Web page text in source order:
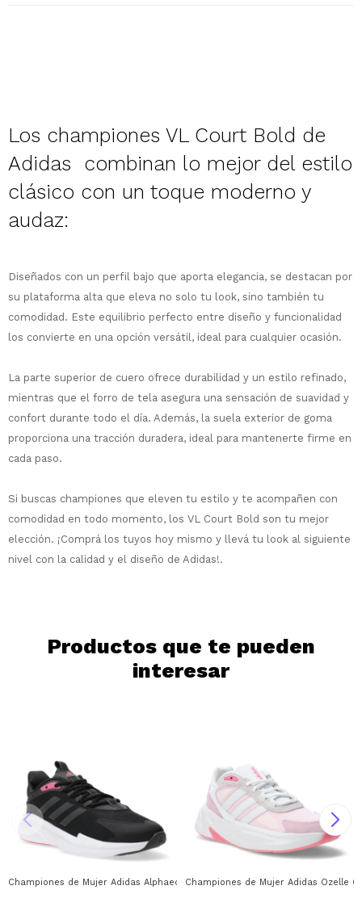
Los championes VL Court Bold de
Adidas combinan lo mejor del estilo
clásico con un toque moderno y
audaz:
Diseñados con un perfil bajo que aporta elegancia, se destacan por
su plataforma alta que eleva no solo tu look, sino también tu
comodidad. Este equilibrio perfecto entre diseño y funcionalidad
los convierte en una opción versátil, ideal para cualquier ocasión.
La parte superior de cuero ofrece durabilidad y un estilo refinado,
mientras que el forro de tela asegura una sensación de suavidad y
confort durante todo el día. Además, la suela exterior de goma
proporciona una tracción duradera, ideal para mantenerte firme en
cada paso.
Si buscas championes que eleven tu estilo y te acompañen con
comodidad en todo momento, los VL Court Bold son tu mejor
elección. ¡Comprá los tuyos hoy mismo y llevá tu look al siguiente
nivel con la calidad y el diseño de Adidas!.
Productos que te pueden
interesar
Championes de Mujer Adidas Alphaedge Adidas - Negro - Gris - Rojo
Championes de Mujer Adidas Ozelle
Después, hasta en 12
cuotas y sin tocar tu
tarjeta de crédito
comprar!
Comprá en 3 cuotas sin recargo o hasta
en 12 cuotas * ¡Solo con tu cédula!
* sujeto aprobación crediticia.
con Pago Después:
Cédula de identidad
Celular
Continuar
Estás calificado para comprar usando Pago
Después.
¡Tenés hasta
para comprar en las cuotas
que prefieras!
* sujeto a aprobación crediticia. El monto
disponible puede variar por comercio
Ups!
Parece que no tenes oferta, lamentamos
el inconveniente, por cualquier duda
contactanos en
¡Algo salió mal!
Por favor intenta nuevamente mas tarde.